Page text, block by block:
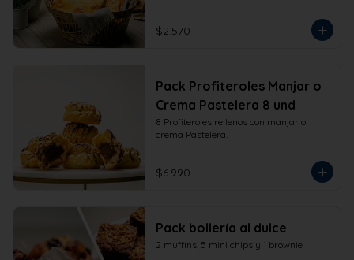
$2.570
Pack Profiteroles Manjar o
Crema Pastelera 8 und
8 Profiteroles rellenos con manjar o
crema Pastelera.
$6.990
Pack bollería al dulce
2 muffins, 5 mini chips y 1 brownie